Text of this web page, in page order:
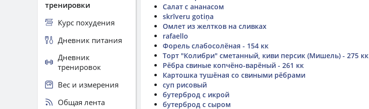
Салат с ананасом
skrīveru gotiņa
Омлет из желтков на сливках
rafaello
Форель слабосолёная - 154 кк
Торт "Колибри" сметанный, киви персик (Мишель) - 275 кк
Рёбра свиные копчёно-варёный - 261 кк
Картошка тушёная со свиными рёбрами
суп рисовый
бутерброд с икрой
бутерброд с сыром
тренировки
Курс похудения
Дневник питания
Дневник
тренировок
Вес и измерения
Общая лента